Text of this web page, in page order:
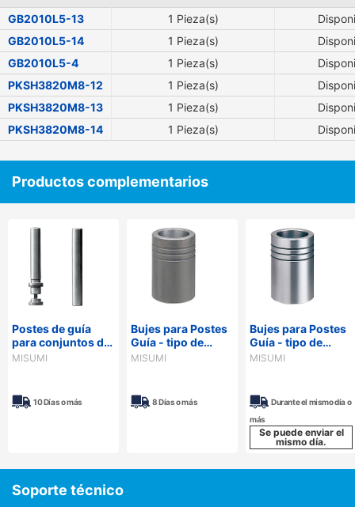
GB2010L5-13 1 Pieza(s)
GB2010L5-14
1 Pieza(s)
GB2010L5-4
1 Pieza(s)
PKSH3820M8-12
1 Pieza(s)
PKSH3820M8-13
1 Pieza(s)
PKSH3820M8-14
1 Pieza(s)
Productos complementarios
Postes de guía
para conjuntos de
troqueles - tipo
MISUMI
10 Días o más
Bujes para Postes
Guía - tipo de
adhesivo Devcon -
MISUMI
8 Días o más
Bujes para Postes
Guía - tipo de
adhesivo Loctite -
MISUMI
Durante el mismo día o
más
Se puede enviar el
mismo día.
Soporte técnico